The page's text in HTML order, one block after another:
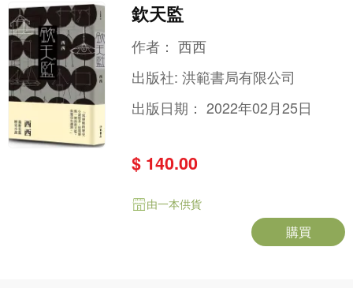
欽天監
作者：西西
出版社:洪範書局有限公司
出版日期：2022年02月25日
$ 140.00
由一本供貨
購買